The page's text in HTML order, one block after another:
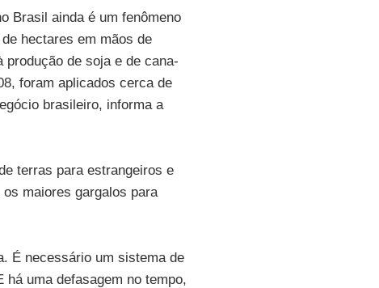
Brasil ainda é um fenômeno
hectares em mãos de
de soja e de cana-
foram aplicados cerca de
brasileiro, informa a
terras para estrangeiros e
os maiores gargalos para
É necessário um sistema de
uma defasagem no tempo,